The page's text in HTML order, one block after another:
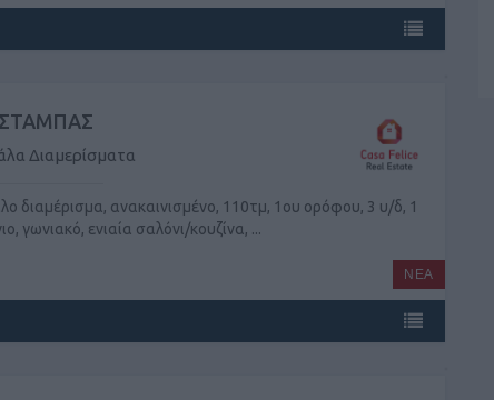
Διαμερίσματα
διαμέρισμα, ανακαινισμένο, 110τμ, 1ου ορόφου, 3 υ/δ, 1
γωνιακό, ενιαία σαλόνι/κουζίνα, ...
ΝΕΑ